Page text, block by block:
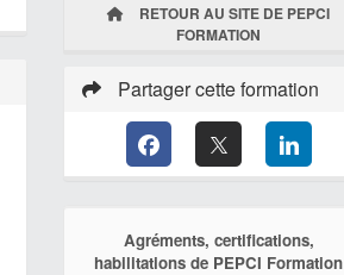
RETOUR AU SITE DE PEPCI
FORMATION
Partager cette formation
Agréments, certifications,
habilitations de PEPCI Formation